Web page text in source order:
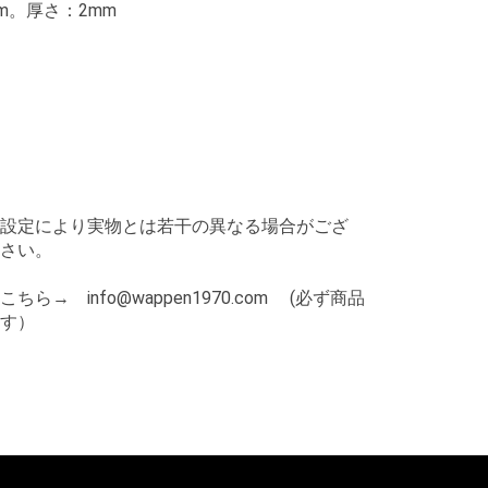
。厚さ：2mm
定により実物とは若干の異なる場合がござ
い。
こちら→ info@wappen1970.com (必ず商品
）